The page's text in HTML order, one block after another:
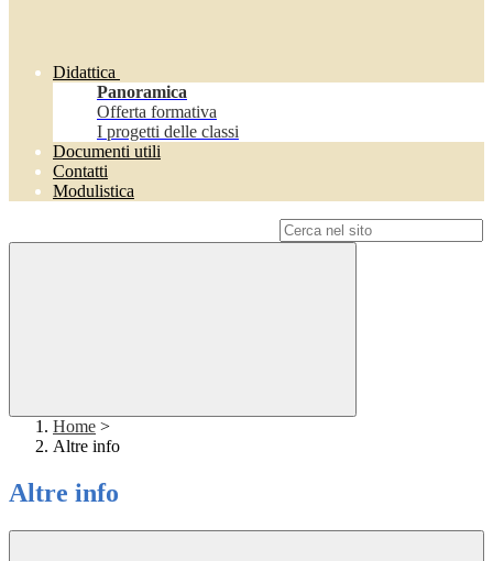
Didattica
Panoramica
Offerta formativa
I progetti delle classi
Documenti utili
Contatti
Modulistica
Home >
Altre info
Altre info